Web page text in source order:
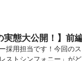
実態大公開！】前
採用担当です！今回の
ストシンフォニー」がど